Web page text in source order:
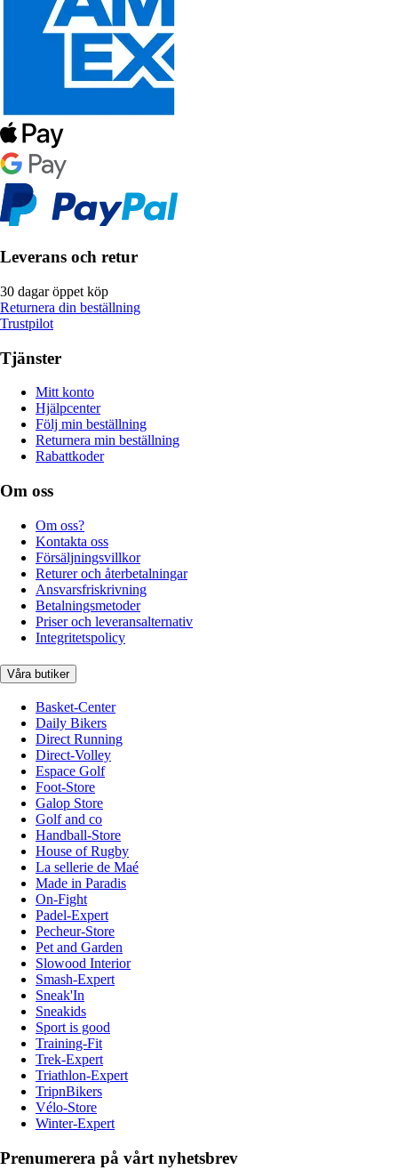
Leverans och retur
30 dagar öppet köp
Returnera din beställning
Trustpilot
Tjänster
Mitt konto
Hjälpcenter
Följ min beställning
Returnera min beställning
Rabattkoder
Om oss
Om oss?
Kontakta oss
Försäljningsvillkor
Returer och återbetalningar
Ansvarsfriskrivning
Betalningsmetoder
Priser och leveransalternativ
Integritetspolicy
Våra butiker
Basket-Center
Daily Bikers
Direct Running
Direct-Volley
Espace Golf
Foot-Store
Galop Store
Golf and co
Handball-Store
House of Rugby
La sellerie de Maé
Made in Paradis
On-Fight
Padel-Expert
Pecheur-Store
Pet and Garden
Slowood Interior
Smash-Expert
Sneak'In
Sneakids
Sport is good
Training-Fit
Trek-Expert
Triathlon-Expert
TripnBikers
Vélo-Store
Winter-Expert
Prenumerera på vårt nyhetsbrev